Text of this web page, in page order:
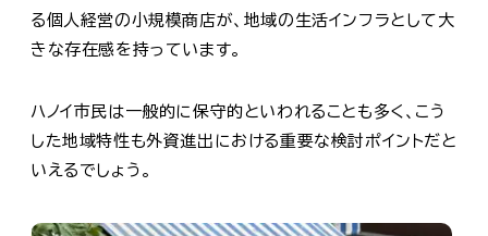
る個人経営の小規模商店が、地域の生活インフラとして大
きな存在感を持っています。
ハノイ市民は一般的に保守的といわれることも多く、こう
した地域特性も外資進出における重要な検討ポイントだと
いえるでしょう。